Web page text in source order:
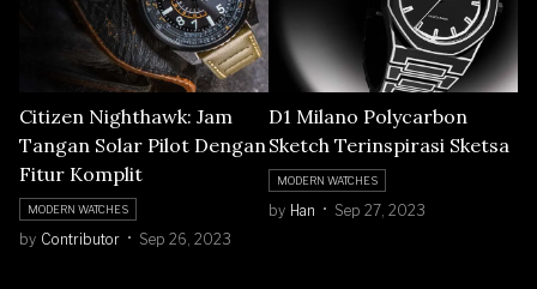
Citizen Nighthawk: Jam
Tangan Solar Pilot Dengan
Fitur Komplit
MODERN WATCHES
by Contributor Sep 26, 2023
D1 Milano Polycarbon
Sketch Terinspirasi Sketsa
MODERN WATCHES
by Han Sep 27, 2023